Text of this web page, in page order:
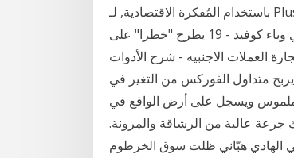
باستخدام المُفكرة الاقتصادية, لـ Plus500، والتي يمكن الوصول إليها من خلال الموقع الإلكتروني والمنصة.
حذرت كريستين لاجارد، رئيسة البنك المركزي الأوروبي، من أن تفشي وباء كوفيد - 19 يطرح "خطرا" على
العملات الاجنبيه - شرح الأدوات
متداول الفوركس من التغير في
ملموس ويسجل على أرض الواقع في
جرعة عالية من الرشاقة والمرونة.
الهادي هبّاني ظلت سوق الخرطوم